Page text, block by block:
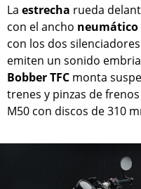
La estrecha rueda
con el ancho neumático
con los dos silenciadores
emiten un sonido
Bobber TFC monta
trenes y pinzas de
M50 con discos de 310